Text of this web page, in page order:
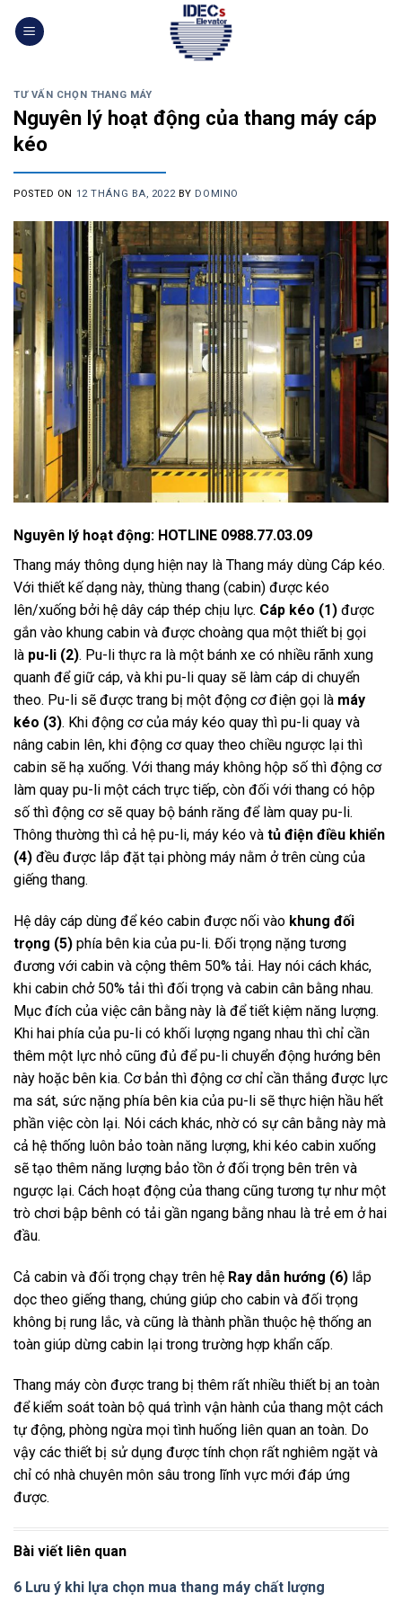
TƯ VẤN CHỌN THANG MÁY
Nguyên lý hoạt động của thang máy cáp
kéo
POSTED ON 12 THÁNG BA, 2022 BY DOMINO
Nguyên lý hoạt động: HOTLINE 0988.77.03.09
Thang máy thông dụng hiện nay là Thang máy dùng Cáp kéo.
Với thiết kế dạng này, thùng thang (cabin) được kéo
lên/xuống bởi hệ dây cáp thép chịu lực. Cáp kéo (1) được
gắn vào khung cabin và được choàng qua một thiết bị gọi
là pu-li (2). Pu-li thực ra là một bánh xe có nhiều rãnh xung
quanh để giữ cáp, và khi pu-li quay sẽ làm cáp di chuyển
theo. Pu-li sẽ được trang bị một động cơ điện gọi là máy
kéo (3). Khi động cơ của máy kéo quay thì pu-li quay và
nâng cabin lên, khi động cơ quay theo chiều ngược lại thì
cabin sẽ hạ xuống. Với thang máy không hộp số thì động cơ
làm quay pu-li một cách trực tiếp, còn đối với thang có hộp
số thì động cơ sẽ quay bộ bánh răng để làm quay pu-li.
Thông thường thì cả hệ pu-li, máy kéo và tủ điện điều khiển
(4) đều được lắp đặt tại phòng máy nằm ở trên cùng của
giếng thang.
Hệ dây cáp dùng để kéo cabin được nối vào khung đối
trọng (5) phía bên kia của pu-li. Đối trọng nặng tương
đương với cabin và cộng thêm 50% tải. Hay nói cách khác,
khi cabin chở 50% tải thì đối trọng và cabin cân bằng nhau.
Mục đích của việc cân bằng này là để tiết kiệm năng lượng.
Khi hai phía của pu-li có khối lượng ngang nhau thì chỉ cần
thêm một lực nhỏ cũng đủ để pu-li chuyển động hướng bên
này hoặc bên kia. Cơ bản thì động cơ chỉ cần thắng được lực
ma sát, sức nặng phía bên kia của pu-li sẽ thực hiện hầu hết
phần việc còn lại. Nói cách khác, nhờ có sự cân bằng này mà
cả hệ thống luôn bảo toàn năng lượng, khi kéo cabin xuống
sẽ tạo thêm năng lượng bảo tồn ở đối trọng bên trên và
ngược lại. Cách hoạt động của thang cũng tương tự như một
trò chơi bập bênh có tải gần ngang bằng nhau là trẻ em ở hai
đầu.
Cả cabin và đối trọng chạy trên hệ Ray dẫn hướng (6) lắp
dọc theo giếng thang, chúng giúp cho cabin và đối trọng
không bị rung lắc, và cũng là thành phần thuộc hệ thống an
toàn giúp dừng cabin lại trong trường hợp khẩn cấp.
Thang máy còn được trang bị thêm rất nhiều thiết bị an toàn
để kiểm soát toàn bộ quá trình vận hành của thang một cách
tự động, phòng ngừa mọi tình huống liên quan an toàn. Do
vậy các thiết bị sử dụng được tính chọn rất nghiêm ngặt và
chỉ có nhà chuyên môn sâu trong lĩnh vực mới đáp ứng
được.
Bài viết liên quan
6 Lưu ý khi lựa chọn mua thang máy chất lượng